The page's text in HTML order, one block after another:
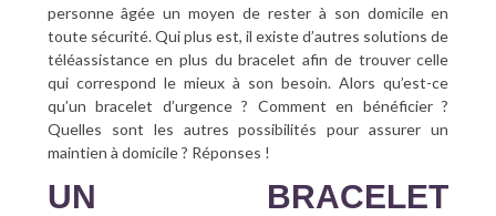
personne âgée un moyen de rester à son domicile en
toute sécurité. Qui plus est, il existe d’autres solutions de
téléassistance en plus du bracelet afin de trouver celle
qui correspond le mieux à son besoin. Alors qu’est-ce
qu’un bracelet d’urgence ? Comment en bénéficier ?
Quelles sont les autres possibilités pour assurer un
maintien à domicile ? Réponses !
UN BRACELET